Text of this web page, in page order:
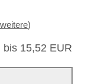
weitere)
bis 15,52 EUR